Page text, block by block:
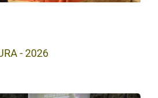
- 2026